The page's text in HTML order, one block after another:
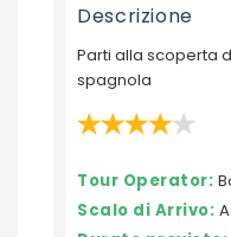
Descrizione
Parti alla scoperta
spagnola
Tour Operator:
Scalo di Arrivo: